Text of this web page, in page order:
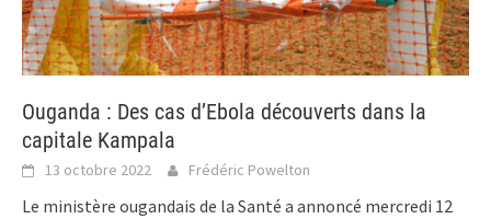
Ouganda : Des cas d’Ebola découverts dans la
capitale Kampala
13 octobre 2022 Frédéric Powelton
Le ministère ougandais de la Santé a annoncé mercredi 12